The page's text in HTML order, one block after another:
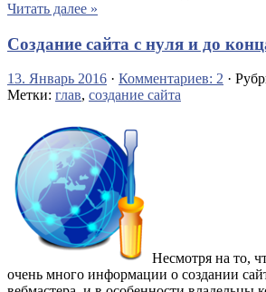
Читать далее »
Создание сайта с нуля и до
13. Январь 2016 · Комментариев: 2 ·
Метки: глав, создание сайта
Несмотря на то,
очень много информации о создании